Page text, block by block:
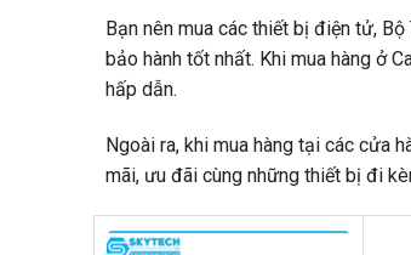
Bạn nên mua các thiết bị điện tử,
bảo hành tốt nhất. Khi mua hàng ở
hấp dẫn.
Ngoài ra, khi mua hàng tại các cửa
mãi, ưu đãi cùng những thiết bị đi